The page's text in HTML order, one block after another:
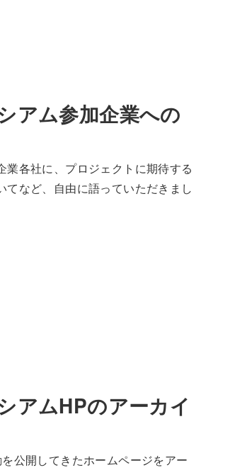
アム参加企業への
業各社に、プロジェクトに期待する
てなど、自由に語っていただきまし
アムHPのアーカイ
公開してきたホームページをアー